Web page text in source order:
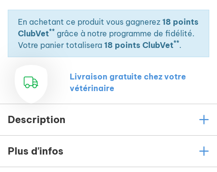
En achetant ce produit vous gagnerez 18 points
ClubVet** grâce à notre programme de fidélité.
Votre panier totalisera 18 points ClubVet**.
Livraison gratuite chez votre
vétérinaire
Description
Plus d'infos